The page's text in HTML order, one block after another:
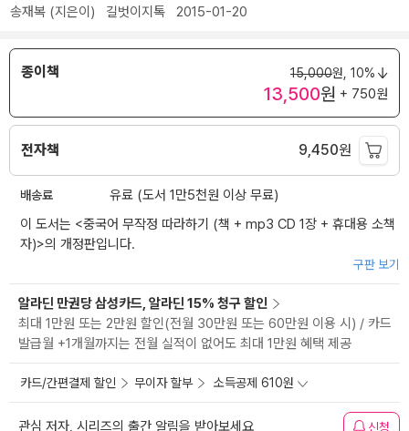
송재복 (지은이) 길벗이지톡 2015-01-20
종이책 15,000원, 10%
13,500원 + 750원
전자책 9,450원
배송료
유료 (도서 1만5천원 이상 무료)
이 도서는 <중국어 무작정 따라하기 (책 + mp3 CD 1장 + 휴대용 소책
자)>의 개정판입니다.
구판 보기
알라딘 만권당 삼성카드, 알라딘 15% 청구 할인
최대 1만원 또는 2만원 할인(전월 30만원 또는 60만원 이용 시) / 카드
발급월 +1개월까지는 전월 실적이 없어도 최대 1만원 혜택 제공
카드/간편결제 할인 무이자 할부 소득공제 610원
관심 저자, 시리즈의 출간 알림을 받아보세요 신청